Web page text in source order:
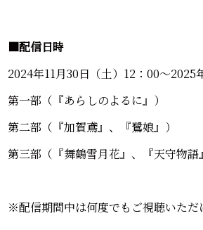
■配信日時
2024年11月30日（土）12：00～2025
第一部（『あらしのよるに』）
第二部（『加賀鳶』、『鷺娘』）
第三部（『舞鶴雪月花』、『天守物語
※配信期間中は何度でもご視聴いただ